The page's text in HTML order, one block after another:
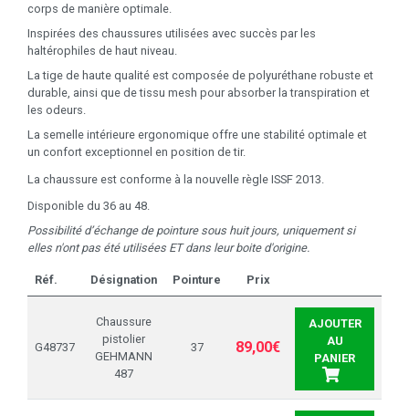
corps de manière optimale.
Inspirées des chaussures utilisées avec succès par les
haltérophiles de haut niveau.
La tige de haute qualité est composée de polyuréthane robuste et
durable, ainsi que de tissu mesh pour absorber la transpiration et
les odeurs.
La semelle intérieure ergonomique offre une stabilité optimale et
un confort exceptionnel en position de tir.
La chaussure est conforme à la nouvelle règle ISSF 2013.
Disponible du 36 au 48.
Possibilité d’échange de pointure sous huit jours, uniquement si
elles n'ont pas été utilisées ET dans leur boite d'origine.
Réf. Désignation Pointure Prix
G48737
Chaussure
pistolier
GEHMANN
487
37 89,00€
AJOUTER
AU
PANIER